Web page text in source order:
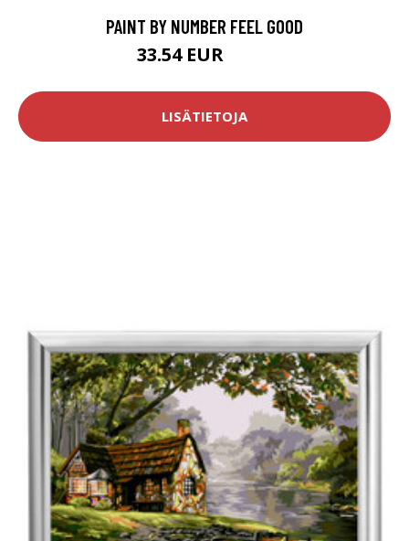
PAINT BY NUMBER FEEL GOOD
33.54 EUR
LISÄTIETOJA